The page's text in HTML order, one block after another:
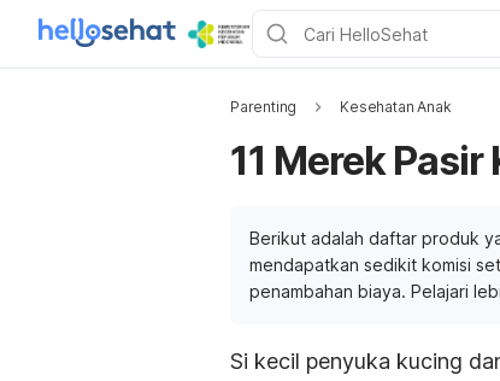
Parenting Kesehatan Anak
11 Merek
Berikut adalah daftar produk
mendapatkan sedikit komisi
penambahan biaya. Pelajari
Si kecil penyuka kucing